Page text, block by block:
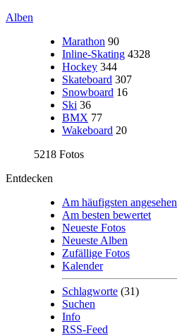
Alben
Marathon 90
Inline-Skating 4328
Hockey 344
Skateboard 307
Snowboard 16
Ski 36
BMX 77
Wakeboard 20
5218 Fotos
Entdecken
Am häufigsten angesehen
Am besten bewertet
Neueste Fotos
Neueste Alben
Zufällige Fotos
Kalender
Schlagworte (31)
Suchen
Info
RSS-Feed